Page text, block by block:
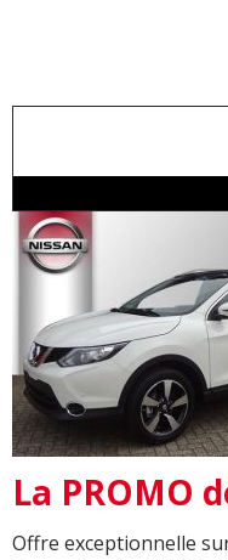
La PROMO
Offre exceptionnelle